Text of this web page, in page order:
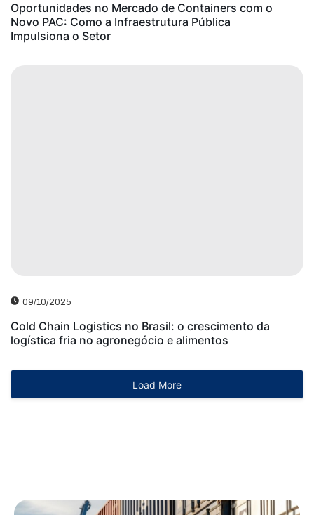
Oportunidades no Mercado de Containers com o
Novo PAC: Como a Infraestrutura Pública
Impulsiona o Setor
09/10/2025
Cold Chain Logistics no Brasil: o crescimento da
logística fria no agronegócio e alimentos
Load More